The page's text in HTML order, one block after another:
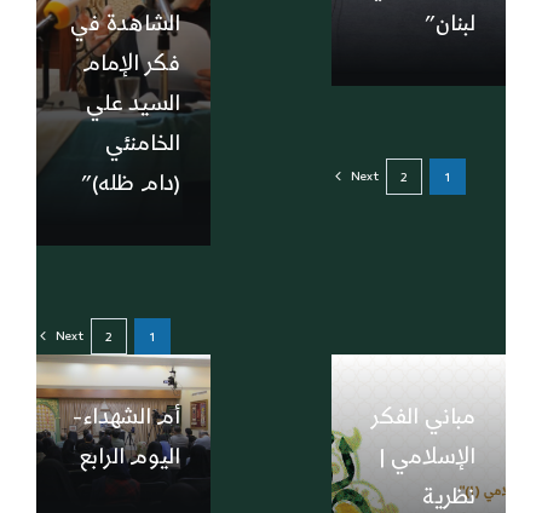
لبنان”
1
2
Next
الشاهدة في
فكر الإمام
السيد علي
الخامنئي
(دام ظله)”
1
2
Next
مباني الفكر
الإسلامي |
نظرية
أم الشهداء-
اليوم الرابع